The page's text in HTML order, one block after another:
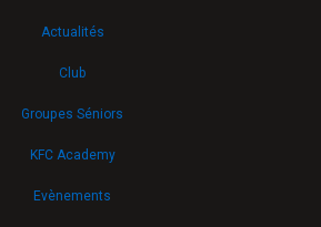
Actualités
Club
Groupes Séniors
KFC Academy
Evènements